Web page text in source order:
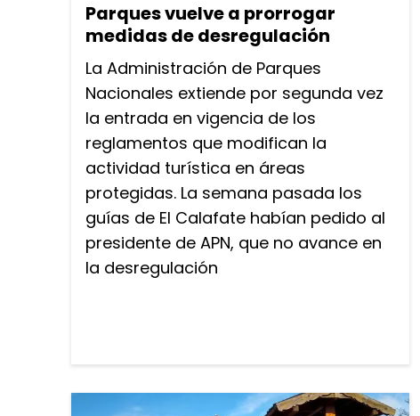
Parques vuelve a prorrogar
medidas de desregulación
La Administración de Parques
Nacionales extiende por segunda vez
la entrada en vigencia de los
reglamentos que modifican la
actividad turística en áreas
protegidas. La semana pasada los
guías de El Calafate habían pedido al
presidente de APN, que no avance en
la desregulación